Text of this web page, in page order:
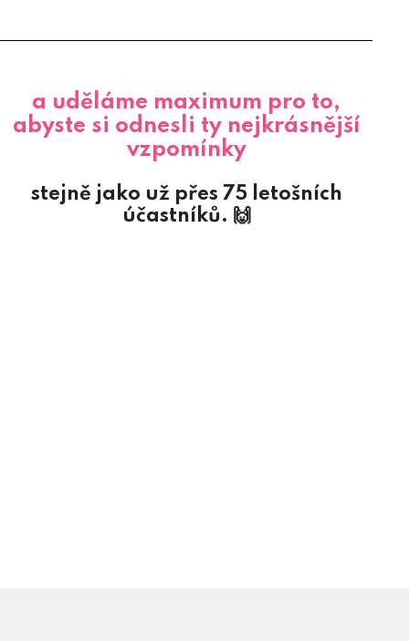
a uděláme maximum pro to,
abyste si odnesli ty nejkrásnější
vzpomínky
stejně jako už přes 75 letošních
účastníků. 🙌